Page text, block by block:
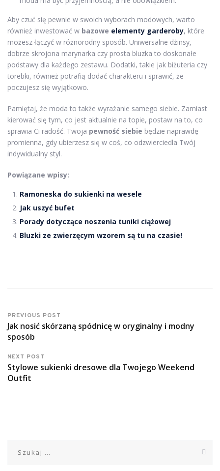
Aby czuć się pewnie w swoich wyborach modowych, warto
również inwestować w bazowe elementy garderoby, które
możesz łączyć w różnorodny sposób. Uniwersalne dżinsy,
dobrze skrojona marynarka czy prosta bluzka to doskonałe
podstawy dla każdego zestawu. Dodatki, takie jak biżuteria czy
torebki, również potrafią dodać charakteru i sprawić, że
poczujesz się wyjątkowo.
Pamiętaj, że moda to także wyrażanie samego siebie. Zamiast
kierować się tym, co jest aktualnie na topie, postaw na to, co
sprawia Ci radość. Twoja pewność siebie będzie naprawdę
promienna, gdy ubierzesz się w coś, co odzwierciedla Twój
indywidualny styl.
Powiązane wpisy:
Ramoneska do sukienki na wesele
Jak uszyć bufet
Porady dotyczące noszenia tuniki ciążowej
Bluzki ze zwierzęcym wzorem są tu na czasie!
PREVIOUS POST
Jak nosić skórzaną spódnicę w oryginalny i modny
sposób
NEXT POST
Stylowe sukienki dresowe dla Twojego Weekend
Outfit